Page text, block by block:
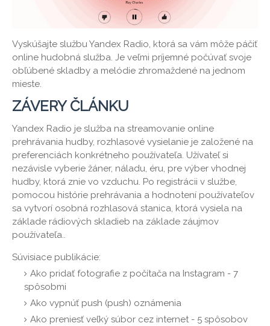
Vyskúšajte službu Yandex Radio, ktorá sa vám môže páčiť
online hudobná služba. Je veľmi príjemné počúvať svoje
obľúbené skladby a melódie zhromaždené na jednom
mieste.
ZÁVERY ČLÁNKU
Yandex Radio je služba na streamovanie online
prehrávania hudby, rozhlasové vysielanie je založené na
preferenciách konkrétneho používateľa. Užívateľ si
nezávisle vyberie žáner, náladu, éru, pre výber vhodnej
hudby, ktorá znie vo vzduchu. Po registrácii v službe,
pomocou histórie prehrávania a hodnotení používateľov
sa vytvorí osobná rozhlasová stanica, ktorá vysiela na
základe rádiových skladieb na základe záujmov
používateľa..
Súvisiace publikácie:
Ako pridať fotografie z počítača na Instagram - 7
spôsobmi
Ako vypnúť push (push) oznámenia
Ako preniesť veľký súbor cez internet - 5 spôsobov